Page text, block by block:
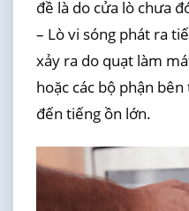
đề là do cửa lò chưa
– Lò vi sóng phát ra
xảy ra do quạt làm
hoặc các bộ phận
đến tiếng ồn lớn.